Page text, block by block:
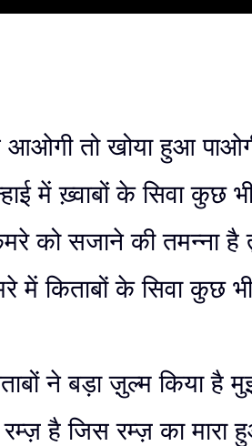
तो खोया हुआ
में ख़्वाबों के सिवा कुछ
को सजाने की तमन्ना है
में किताबों के सिवा कुछ
ने बड़ा ज़ुल्म किया है
है जिस रम्ज़ का मारा